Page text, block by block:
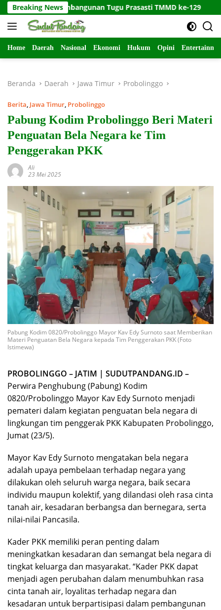
Langsung
ke
konten
Breaking News
Pembangunan Tugu Prasasti TMMD ke-129 Kodim
Home Daerah Nasional Ekonomi Hukum Opini
Beranda Daerah Jawa Timur Probolinggo
Berita, Jawa Timur, Probolinggo
Pabung Kodim Probolinggo Beri Materi
Penguatan Bela Negara ke Tim
Penggerakan PKK
Ali
23 Mei 2025
Pabung Kodim 0820/Probolinggo Mayor Kav Edy Surnoto saat Memberikan
Materi Penguatan Bela Negara kepada Tim Penggerakan PKK (Foto
Istimewa)
PROBOLINGGO – JATIM | SUDUTPANDANG.ID –
Perwira Penghubung (Pabung) Kodim
0820/Probolinggo Mayor Kav Edy Surnoto menjadi
pemateri dalam kegiatan penguatan bela negara di
lingkungan tim penggerak PKK Kabupaten Probolinggo,
Jumat (23/5).
Mayor Kav Edy Surnoto mengatakan bela negara
adalah upaya pembelaan terhadap negara yang
dilakukan oleh seluruh warga negara, baik secara
individu maupun kolektif, yang dilandasi oleh rasa cinta
tanah air, kesadaran berbangsa dan bernegara, serta
nilai-nilai Pancasila.
Kader PKK memiliki peran penting dalam
meningkatkan kesadaran dan semangat bela negara di
tingkat keluarga dan masyarakat. “Kader PKK dapat
menjadi agen perubahan dalam menumbuhkan rasa
cinta tanah air, loyalitas terhadap negara dan
kesadaran untuk berpartisipasi dalam pembangunan